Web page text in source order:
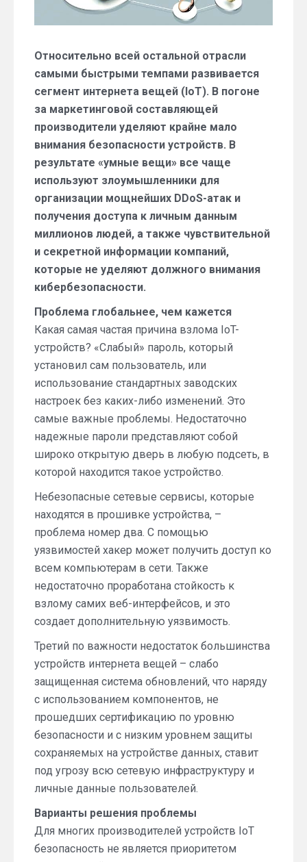
Относительно всей остальной отрасли
самыми быстрыми темпами развивается
сегмент интернета вещей (IoT). В погоне
за маркетинговой составляющей
производители уделяют крайне мало
внимания безопасности устройств. В
результате «умные вещи» все чаще
используют злоумышленники для
организации мощнейших DDoS-атак и
получения доступа к личным данным
миллионов людей, а также чувствительной
и секретной информации компаний,
которые не уделяют должного внимания
кибербезопасности.
Проблема глобальнее, чем кажется
Какая самая частая причина взлома IoT-
устройств? «Слабый» пароль, который
установил сам пользователь, или
использование стандартных заводских
настроек без каких-либо изменений. Это
самые важные проблемы. Недостаточно
надежные пароли представляют собой
широко открытую дверь в любую подсеть, в
которой находится такое устройство.
Небезопасные сетевые сервисы, которые
находятся в прошивке устройства, –
проблема номер два. С помощью
уязвимостей хакер может получить доступ ко
всем компьютерам в сети. Также
недостаточно проработана стойкость к
взлому самих веб-интерфейсов, и это
создает дополнительную уязвимость.
Третий по важности недостаток большинства
устройств интернета вещей – слабо
защищенная система обновлений, что наряду
с использованием компонентов, не
прошедших сертификацию по уровню
безопасности и с низким уровнем защиты
сохраняемых на устройстве данных, ставит
под угрозу всю сетевую инфраструктуру и
личные данные пользователей.
Варианты решения проблемы
Для многих производителей устройств IoT
безопасность не является приоритетом